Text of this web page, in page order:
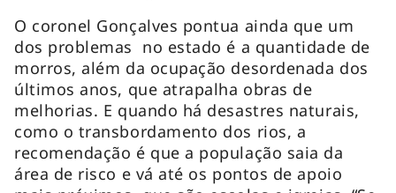
O coronel Gonçalves pontua ainda que um
dos problemas no estado é a quantidade de
morros, além da ocupação desordenada dos
últimos anos, que atrapalha obras de
melhorias. E quando há desastres naturais,
como o transbordamento dos rios, a
recomendação é que a população saia da
área de risco e vá até os pontos de apoio